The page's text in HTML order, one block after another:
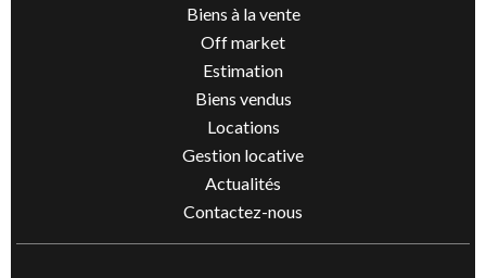
Biens à la vente
Off market
Estimation
Biens vendus
Locations
Gestion locative
Actualités
Contactez-nous